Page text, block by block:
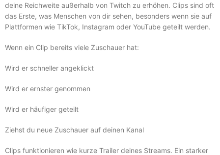
deine Reichweite außerhalb von Twitch zu erhöhen. Clips sind oft
das Erste, was Menschen von dir sehen, besonders wenn sie auf
Plattformen wie TikTok, Instagram oder YouTube geteilt werden.
Wenn ein Clip bereits viele Zuschauer hat:
Wird er schneller angeklickt
Wird er ernster genommen
Wird er häufiger geteilt
Ziehst du neue Zuschauer auf deinen Kanal
Clips funktionieren wie kurze Trailer deines Streams. Ein starker